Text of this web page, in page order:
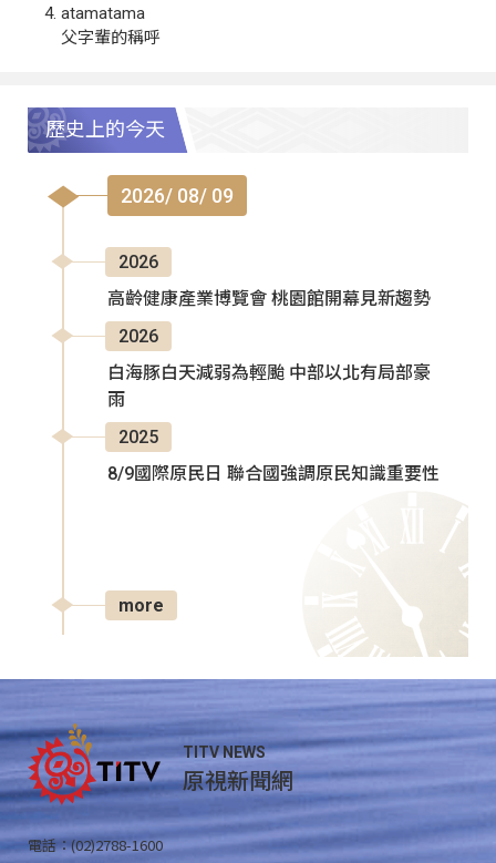
atamatama
父字輩的稱呼
歷史上的今天
2026/ 08/ 09
2026
高齡健康產業博覽會 桃園館開幕見新趨勢
2026
白海豚白天減弱為輕颱 中部以北有局部豪
雨
2025
8/9國際原民日 聯合國強調原民知識重要性
more
TITV NEWS
原視新聞網
電話：(02)2788-1600